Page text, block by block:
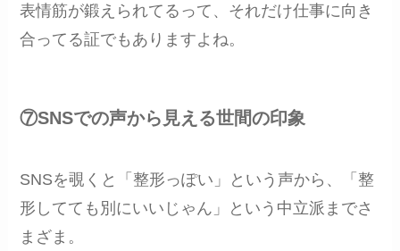
表情筋が鍛えられてるって、それだけ仕事に向き
合ってる証でもありますよね。
⑦SNSでの声から見える世間の印象
SNSを覗くと「整形っぽい」という声から、「整
形してても別にいいじゃん」という中立派までさ
まざま。